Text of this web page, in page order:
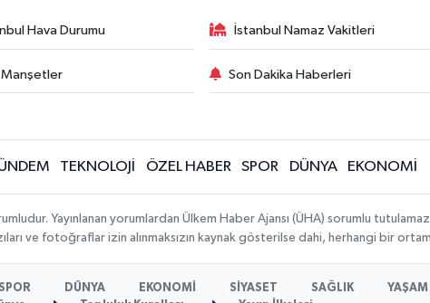
Hava Durumu İstanbul Namaz Vakitleri
Manşetler Son Dakika Haberleri
TEKNOLOJİ ÖZEL HABER SPOR DÜNYA EKONOMİ
Yayınlanan yorumlardan Ülkem Haber Ajansı (ÜHA) sorumlu
ve fotoğraflar izin alınmaksızın kaynak gösterilse dahi, herhangi bir
DÜNYA EKONOMİ SİYASET SAĞLIK YAŞAM